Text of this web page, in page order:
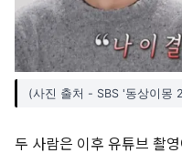
(사진 출처 - SBS '동상이몽
두 사람은 이후 유튜브 촬